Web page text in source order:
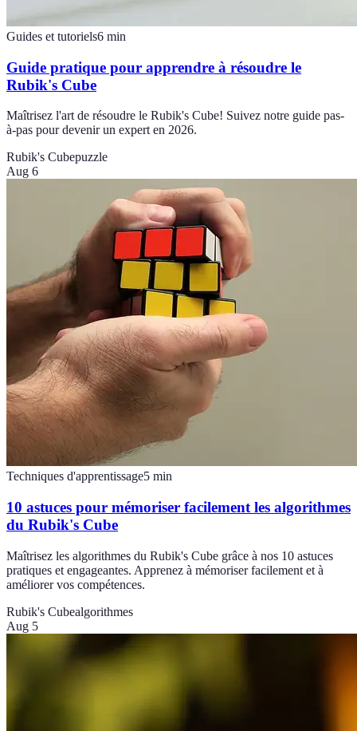
Guides et tutoriels6 min
Guide pratique pour apprendre à résoudre le
Rubik's Cube
Maîtrisez l'art de résoudre le Rubik's Cube! Suivez notre guide pas-
à-pas pour devenir un expert en 2026.
Rubik's Cubepuzzle
Aug 6
Techniques d'apprentissage5 min
10 astuces pour mémoriser facilement les algorithmes
du Rubik's Cube
Maîtrisez les algorithmes du Rubik's Cube grâce à nos 10 astuces
pratiques et engageantes. Apprenez à mémoriser facilement et à
améliorer vos compétences.
Rubik's Cubealgorithmes
Aug 5